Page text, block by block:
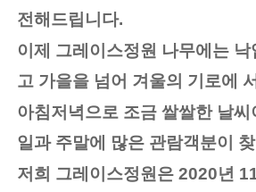
전해드립니다.
이제 그레이스정원 나무에는 낙
고 가을을 넘어 겨울의 기로에
아침저녁으로 조금 쌀쌀한 날씨
일과 주말에 많은 관람객분이
저희 그레이스정원은 2020년